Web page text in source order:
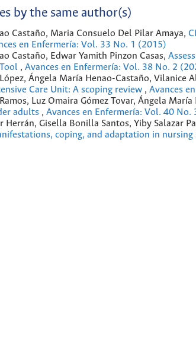
by the same author(s)
Castaño, Maria Consuelo Del Pilar Amaya,
en Enfermería: Vol. 33 No. 1 (2015)
Castaño, Edwar Yamith Pinzon Casas,
, Avances en Enfermería: Vol. 38 No. 2
Ángela María Henao-Castaño, Vilanice
Care Unit: A scoping review , Avances
Luz Omaira Gómez Tovar, Ángela María
adults , Avances en Enfermería: Vol. 40 No.
Herrán, Gisella Bonilla Santos, Yiby Salazar
coping, and adaptation in